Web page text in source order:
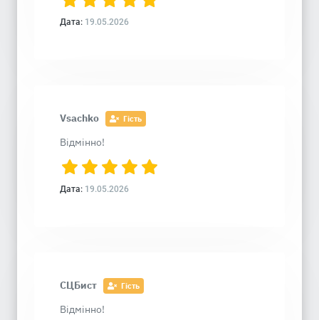
Дата: 19.05.2026
Vsachko Гість
Відмінно!
Дата: 19.05.2026
СЦБист Гість
Відмінно!